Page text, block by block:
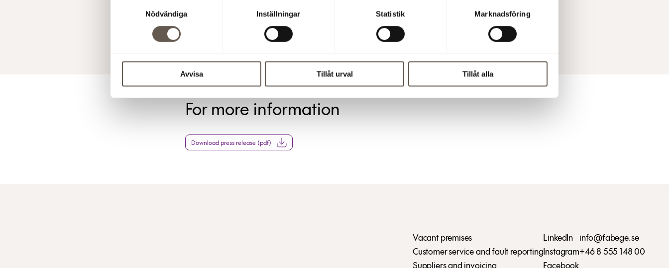
Nödvändiga
Inställningar Statistik Marknadsföring
Avvisa Tillåt urval Tillåt alla
information was submitted for publication at 16:15 on 4 March 2008.
For more information
Download press release (pdf)
Vacant premises
Customer service and fault reporting
LinkedIn
Instagram
info@fabege.se
+46 8 555 148 00